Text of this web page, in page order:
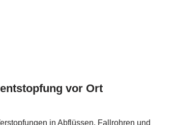
vor Ort
in Abflüssen, Fallrohren und